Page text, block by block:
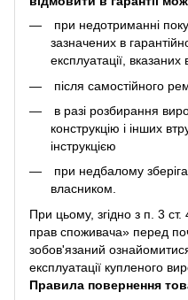
при недотриманні
зазначених в
експлуатації, вказаних
після самостійного
в разі розбирання
конструкцію і інших
інструкцією
при недбалому
власником.
При цьому, згідно з п. 3
прав споживача» перед
зобов'язаний
експлуатації купленого
Правила повернення